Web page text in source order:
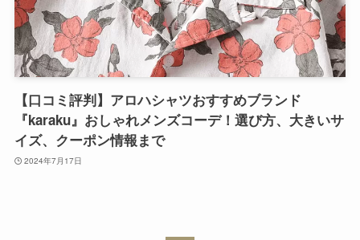
【口コミ評判】アロハシャツおすすめブランド
『karaku』おしゃれメンズコーデ！選び方、大きいサ
イズ、クーポン情報まで
2024年7月17日